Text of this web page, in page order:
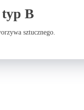
B
sztucznego.